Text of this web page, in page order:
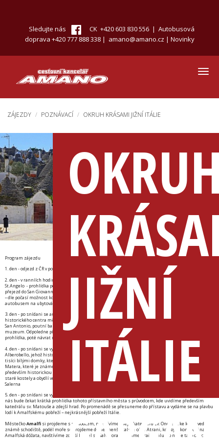
Sledujte nás
CK +420 603 830 556 | Autobusová
doprava +420 777 888 338 | amano@amano.cz | Novinky
ZÁJEZDY POZNÁVACÍ OKRUH KRÁSAMI JIŽNÍ ITÁLIE
JIŽNÍ
ITÁLIE
Program zájezdu
1. den - odjezd z ČR v poledních hodinách
2. den - v ranníích hodinách příjezd do Manfredonie - odtud s místním dopravcem odjezd do Monte
St.Angelo - prohlídka poutního místa, kostela vybudovaného nad jeskyní, malebné městečko, poté
přejezd do San Giovanni Rotondo – místo působení Padre Pia – prohlídka, poté návrat do Manfredonie
– dle počasí možnost koupání na zdejších krásných plážích, v odpoledních hodinách přejezd
autobusem na ubytování v oblasti Ostuni, nocleh.
3. den - po snídani se autobusem vydáme do hlavního města Apulie, kterým je Bari. Prohlídka
historického centra města s průvodcem – uvidíme hrad Castello Svevo, baziliku San Sabino, pevnost
San Antonio, poutní baziliku San Nicolo, secesní budovu divadla Margarita, které dnes slouží jako
muzeum. Odpoledne přejezd do Polignano – jedno z nejkrásnějších městeček pobřeží Apulie –
prohlídka, poté návrat na ubytování do oblasti Ostuni – možnost večerní procházky, nocleh
4. den - po snídani se vydáme do nádherné oblasti jedinečných staveb „trulli“ - zde navštívíme město
Alberobello, jehož historické centrum je zapsané na seznamu UNESCO, prohlídka města s více než
tisíci bílými domky, které mají typické kulaté kamenné střechy, Odpoledne přejezd do města
Matera, které je známe mimo jiné i z natáčení posledního filmu o Jamesi Bondovi. Prohlédneme si
především historickou část Sassi di Matera, která je zapsaná na seznamu UNESCO a nalezneme zde
staré kostely a obydlí ve skalách mezi stržemi, které je oddělují, večer odjezd na ubytování do oblasti
Salerna
5. den - po snídani se vydáme autobusem do Salerna, hlavního města stejnojmenné provincie. Zde
nás bude čekat krátká prohlídka tohoto přístavního města s průvodcem, kde uvidíme především
katedrálu sv. Matouše a zdejší hrad. Po promenádě se přesuneme do přístavu a vydáme se na plavbu
lodí k Amalfskému pobřeží – nejkrásnější pobřeží Itálie.
MěstečkoAmalfi si projdeme s průvodcem, navštívíme zdejší katedrálu sv. Ondřeje, ke které vede
známě schodiště, podél moře se projdeme do nejmenší Italské obce Atrani, kde byla korunována
Amalfská dóžata, navštívíme zdejší kostel sv. Salvatora a uvidíme Dračí skálu, po níž je tato obec